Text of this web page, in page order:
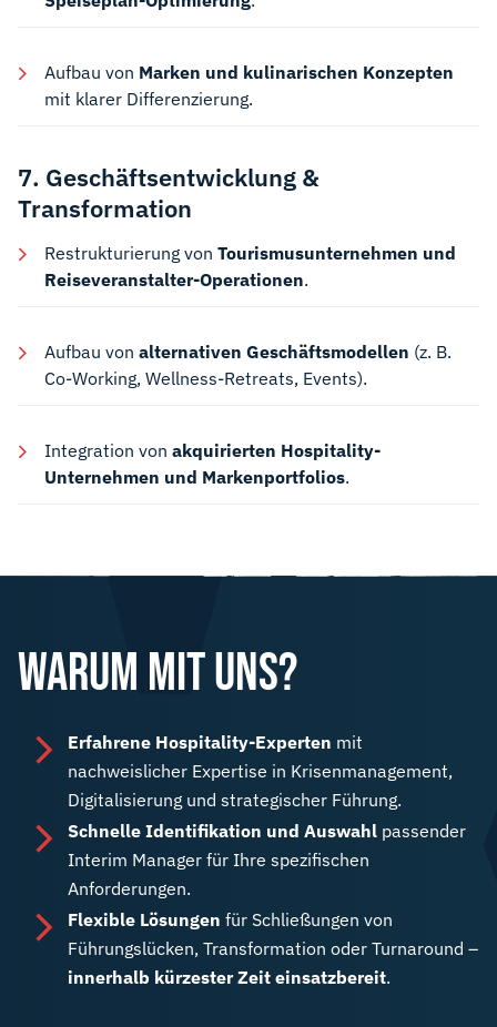
Aufbau von Marken und kulinarischen Konzepten
mit klarer Differenzierung.
7. Geschäftsentwicklung &
Transformation
Restrukturierung von Tourismusunternehmen und
Reiseveranstalter-Operationen.
Aufbau von alternativen Geschäftsmodellen (z. B.
Co-Working, Wellness-Retreats, Events).
Integration von akquirierten Hospitality-
Unternehmen und Markenportfolios.
WARUM MIT UNS?
Erfahrene Hospitality-Experten mit
nachweislicher Expertise in Krisenmanagement,
Digitalisierung und strategischer Führung.
Schnelle Identifikation und Auswahl passender
Interim Manager für Ihre spezifischen
Anforderungen.
Flexible Lösungen für Schließungen von
Führungslücken, Transformation oder Turnaround –
innerhalb kürzester Zeit einsatzbereit.